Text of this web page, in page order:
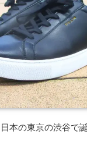
本の東京の渋谷で